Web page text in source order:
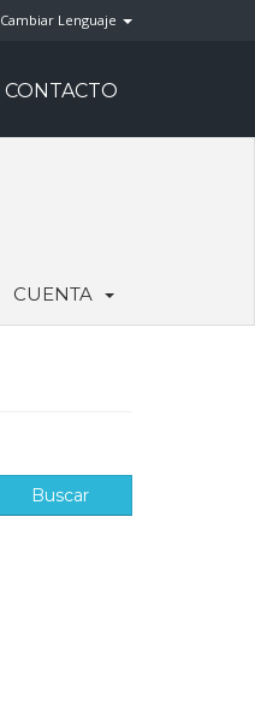
Cambiar Lenguaje
CONTACTO
CUENTA